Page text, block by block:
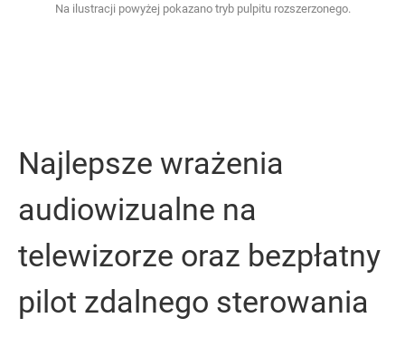
Na ilustracji powyżej pokazano tryb pulpitu rozszerzonego.
Najlepsze wrażenia
audiowizualne na
telewizorze oraz bezpłatny
pilot zdalnego sterowania